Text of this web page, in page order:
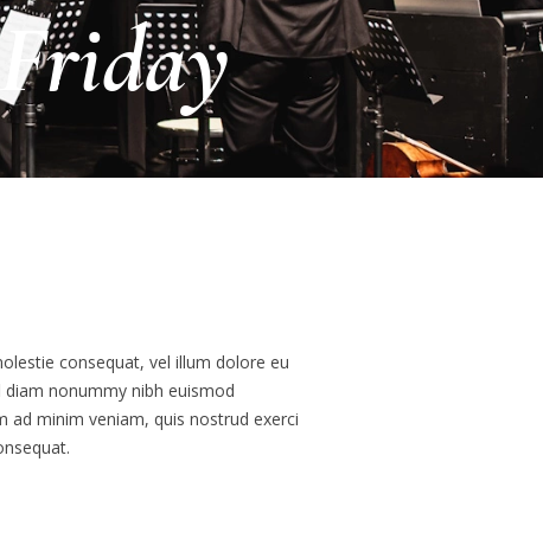
consequat, vel illum dolore eu
nonummy nibh euismod
minim veniam, quis nostrud exerci